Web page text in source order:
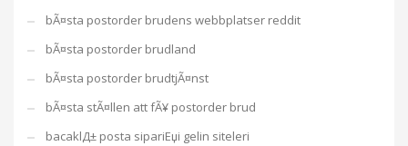
bÃ¤sta postorder brudens webbplatser reddit
bÃ¤sta postorder brudland
bÃ¤sta postorder brudtjÃ¤nst
bÃ¤sta stÃ¤llen att fÃ¥ postorder brud
bacaklД± posta sipariЕџi gelin siteleri